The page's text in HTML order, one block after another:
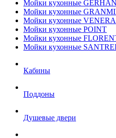
Мойки кухонные
Мойки кухонные
Мойки кухонные
Мойки кухонные POINT
Мойки кухонные
Мойки кухонные
Кабины
Поддоны
Душевые двери